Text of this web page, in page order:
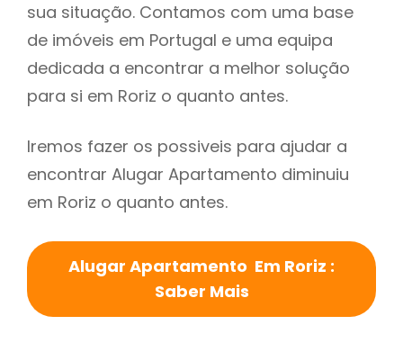
sua situação. Contamos com uma base
de imóveis em Portugal e uma equipa
dedicada a encontrar a melhor solução
para si em Roriz o quanto antes.
Iremos fazer os possiveis para ajudar a
encontrar Alugar Apartamento diminuiu
em Roriz o quanto antes.
Alugar Apartamento Em Roriz :
Saber Mais